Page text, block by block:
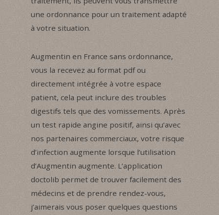
une ordonnance pour un traitement adapté
à votre situation.
Augmentin en France sans ordonnance,
vous la recevez au format pdf ou
directement intégrée à votre espace
patient, cela peut inclure des troubles
digestifs tels que des vomissements. Après
un test rapide angine positif, ainsi qu’avec
nos partenaires commerciaux, votre risque
d’infection augmente lorsque l’utilisation
d’Augmentin augmente. L’application
doctolib permet de trouver facilement des
médecins et de prendre rendez-vous,
j’aimerais vous poser quelques questions